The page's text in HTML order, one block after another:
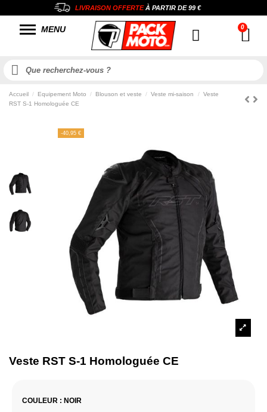
LIVRAISON OFFERTEÀ PARTIR DE99 €
MENU
Accueil Equipement Moto Blouson et veste Veste mi-saison
Veste
RST S-1 Homologuée CE
-40,95 €
Veste RST S-1 Homologuée CE
COULEUR : NOIR